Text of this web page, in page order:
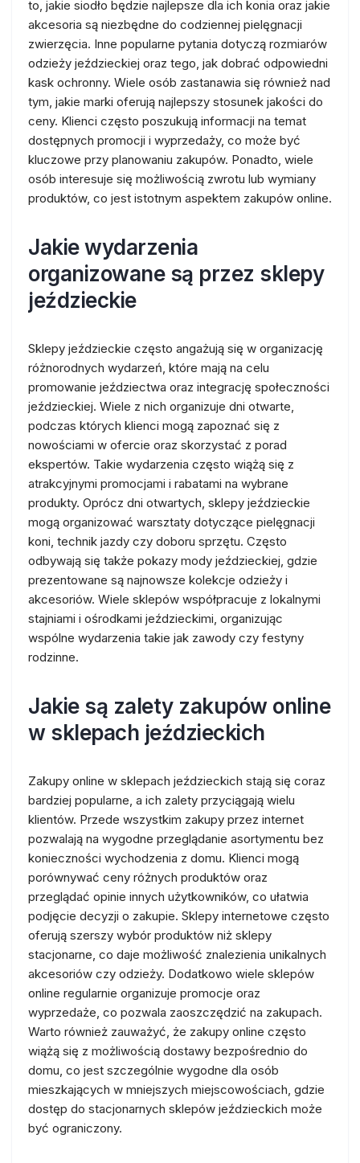
to, jakie siodło będzie najlepsze dla ich konia oraz jakie
akcesoria są niezbędne do codziennej pielęgnacji
zwierzęcia. Inne popularne pytania dotyczą rozmiarów
odzieży jeździeckiej oraz tego, jak dobrać odpowiedni
kask ochronny. Wiele osób zastanawia się również nad
tym, jakie marki oferują najlepszy stosunek jakości do
ceny. Klienci często poszukują informacji na temat
dostępnych promocji i wyprzedaży, co może być
kluczowe przy planowaniu zakupów. Ponadto, wiele
osób interesuje się możliwością zwrotu lub wymiany
produktów, co jest istotnym aspektem zakupów online.
Jakie wydarzenia
organizowane są przez sklepy
jeździeckie
Sklepy jeździeckie często angażują się w organizację
różnorodnych wydarzeń, które mają na celu
promowanie jeździectwa oraz integrację społeczności
jeździeckiej. Wiele z nich organizuje dni otwarte,
podczas których klienci mogą zapoznać się z
nowościami w ofercie oraz skorzystać z porad
ekspertów. Takie wydarzenia często wiążą się z
atrakcyjnymi promocjami i rabatami na wybrane
produkty. Oprócz dni otwartych, sklepy jeździeckie
mogą organizować warsztaty dotyczące pielęgnacji
koni, technik jazdy czy doboru sprzętu. Często
odbywają się także pokazy mody jeździeckiej, gdzie
prezentowane są najnowsze kolekcje odzieży i
akcesoriów. Wiele sklepów współpracuje z lokalnymi
stajniami i ośrodkami jeździeckimi, organizując
wspólne wydarzenia takie jak zawody czy festyny
rodzinne.
Jakie są zalety zakupów online
w sklepach jeździeckich
Zakupy online w sklepach jeździeckich stają się coraz
bardziej popularne, a ich zalety przyciągają wielu
klientów. Przede wszystkim zakupy przez internet
pozwalają na wygodne przeglądanie asortymentu bez
konieczności wychodzenia z domu. Klienci mogą
porównywać ceny różnych produktów oraz
przeglądać opinie innych użytkowników, co ułatwia
podjęcie decyzji o zakupie. Sklepy internetowe często
oferują szerszy wybór produktów niż sklepy
stacjonarne, co daje możliwość znalezienia unikalnych
akcesoriów czy odzieży. Dodatkowo wiele sklepów
online regularnie organizuje promocje oraz
wyprzedaże, co pozwala zaoszczędzić na zakupach.
Warto również zauważyć, że zakupy online często
wiążą się z możliwością dostawy bezpośrednio do
domu, co jest szczególnie wygodne dla osób
mieszkających w mniejszych miejscowościach, gdzie
dostęp do stacjonarnych sklepów jeździeckich może
być ograniczony.